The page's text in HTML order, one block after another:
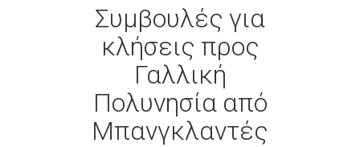
Συμβουλές για
κλήσεις προς
Γαλλική
Πολυνησία από
Μπανγκλαντές